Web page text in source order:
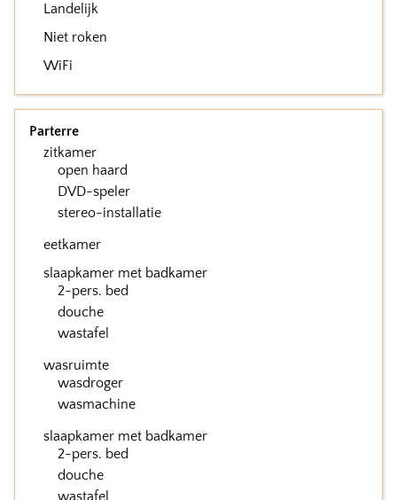
Landelijk
Niet roken
WiFi
Parterre
zitkamer
open haard
DVD-speler
stereo-installatie
eetkamer
slaapkamer met badkamer
2-pers. bed
douche
wastafel
wasruimte
wasdroger
wasmachine
slaapkamer met badkamer
2-pers. bed
douche
wastafel